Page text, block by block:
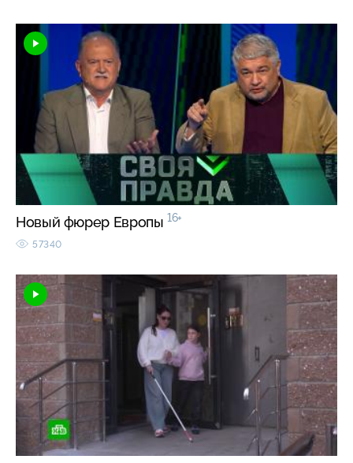
Новый фюрер Европы 16+
57340